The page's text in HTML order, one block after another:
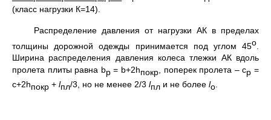
(класс нагрузки К=14).
Распределение давления от нагрузки АК в пределах
толщины дорожной одежды принимается под углом 45о
Ширина распределения давления колеса тлежки АК вдоль
пролета плиты равна bp= b+2hпокр, поперек пролета – ср =
с+2hпокр + lпл/3, но не менее 2/3 lпл и не более lо.